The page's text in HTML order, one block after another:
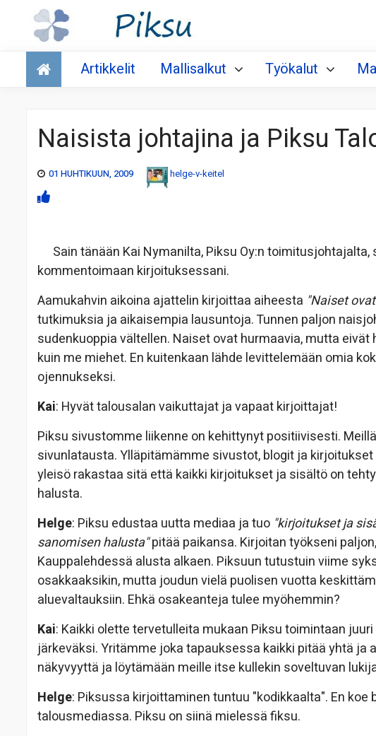
Talous
Artikkelit Mallisalkut Työkalut
Naisista johtajina ja Piksu
01 HUHTIKUUN, 2009 helge-v-keitel
Sain tänään Kai Nymanilta, Piksu Oy:n
kommentoimaan kirjoituksessani.
Aamukahvin aikoina ajattelin kirjoittaa aiheesta "Naiset
tutkimuksia ja aikaisempia lausuntoja. Tunnen paljon
sudenkuoppia vältellen. Naiset ovat hurmaavia, mutta
kuin me miehet. En kuitenkaan lähde levittelemään omia
ojennukseksi.
Kai: Hyvät talousalan vaikuttajat ja vapaat kirjoittajat!
Piksu sivustomme liikenne on kehittynyt positiivisesti.
sivunlatausta. Ylläpitämämme sivustot, blogit ja
yleisö rakastaa sitä että kaikki kirjoitukset ja sisältö on
halusta.
Helge: Piksu edustaa uutta mediaa ja tuo "kirjoitukset ja
sanomisen halusta"pitää paikansa. Kirjoitan työkseni
Kauppalehdessä alusta alkaen. Piksuun tutustuin viime
osakkaaksikin, mutta joudun vielä puolisen vuotta
aluevaltauksiin. Ehkä osakeanteja tulee myöhemmin?
Kai: Kaikki olette tervetulleita mukaan Piksu toimintaan
järkeväksi. Yritämme joka tapauksessa kaikki pitää yhtä
näkyvyyttä ja löytämään meille itse kullekin soveltuvan
Helge: Piksussa kirjoittaminen tuntuu "kodikkaalta". En
talousmediassa. Piksu on siinä mielessä fiksu.